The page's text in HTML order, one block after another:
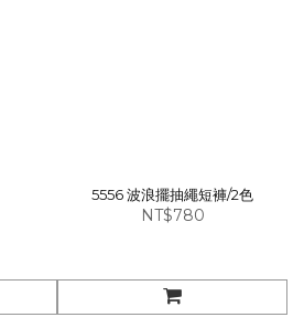
5556 波浪擺抽繩短褲/2色
NT$780